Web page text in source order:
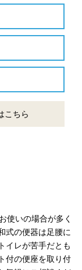
こちら
使いの場合が多く
式の便器は足腰に
イレが苦手だとも
付の便座を取り付